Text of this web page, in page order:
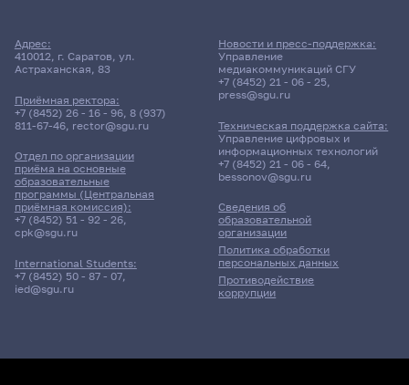
Адрес:
410012, г. Саратов, ул.
Астраханская, 83
Приёмная ректора:
+7 (8452) 26 - 16 - 96, 8 (937)
811-67-46, rector@sgu.ru
Отдел по организации
приёма на основные
образовательные
программы (Центральная
приёмная комиссия):
+7 (8452) 51 - 92 - 26,
cpk@sgu.ru
International Students:
+7 (8452) 50 - 87 - 07,
ied@sgu.ru
Сведения об
образовательной
организации
Политика обработки
персональных данных
Противодействие
коррупции
Новости и пресс-поддержка:
Управление
медиакоммуникаций СГУ
+7 (8452) 21 - 06 - 25,
press@sgu.ru
Техническая поддержка сайта:
Управление цифровых и
информационных технологий
+7 (8452) 21 - 06 - 64,
bessonov@sgu.ru